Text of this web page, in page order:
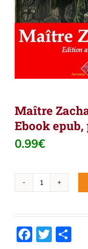
Maître
Ebook
0.99€
quantité
(Jules
Verne)